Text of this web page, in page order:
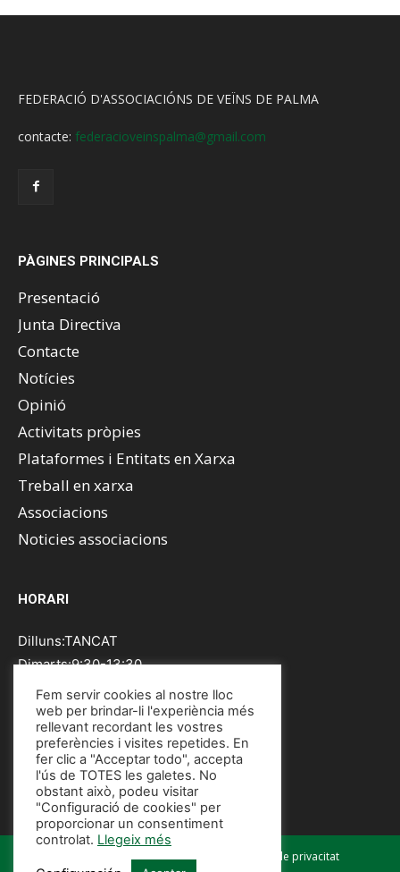
FEDERACIÓ D'ASSOCIACIÓNS DE VEÏNS DE PALMA
contacte: federacioveinspalma@gmail.com
PÀGINES PRINCIPALS
Presentació
Junta Directiva
Contacte
Notícies
Opinió
Activitats pròpies
Plataformes i Entitats en Xarxa
Treball en xarxa
Associacions
Noticies associacions
HORARI
Dilluns:TANCAT
Dimarts:9:30-13:30
Dimecres:9:30-13:30
Dijous:9:30-13:30
Divendres:9:30-13:30
Dissabte:TANCAT
Diumenge:TANCAT
Política de cookies Política de privacitat
Fem servir cookies al nostre lloc
web per brindar-li l'experiència més
rellevant recordant les vostres
preferències i visites repetides. En
fer clic a "Acceptar todo", accepta
l'ús de TOTES les galetes. No
obstant això, podeu visitar
"Configuració de cookies" per
proporcionar un consentiment
controlat. Llegeix més